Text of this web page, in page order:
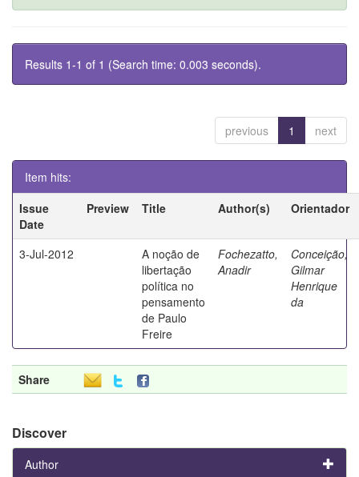
Results 1-1 of 1 (Search time: 0.003 seconds).
previous 1 next
Item hits:
Issue
Date
Preview Title Author(s) Orientador
3-Jul-2012
A noção de
libertação
política no
pensamento
de Paulo
Freire
Fochezatto,
Anadir
Conceição,
Gilmar
Henrique
da
Share
Discover
Author